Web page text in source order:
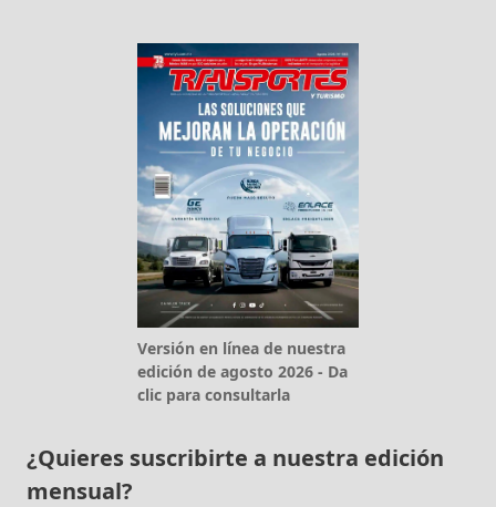
Versión en línea de nuestra
edición de agosto 2026 - Da
clic para consultarla
¿Quieres suscribirte a nuestra edición
mensual?